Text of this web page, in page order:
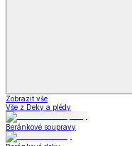
Zobrazit vše
Vše z Deky a plédy
Beránkové soupravy